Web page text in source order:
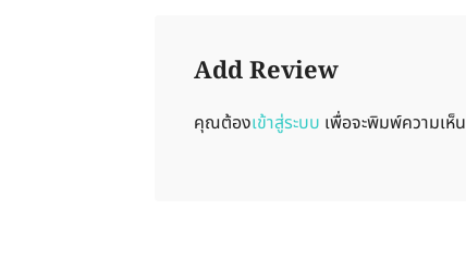
Add Review
คุณต้องเข้าสู่ระบบ เพื่อจะพิมพ์ความเห็น